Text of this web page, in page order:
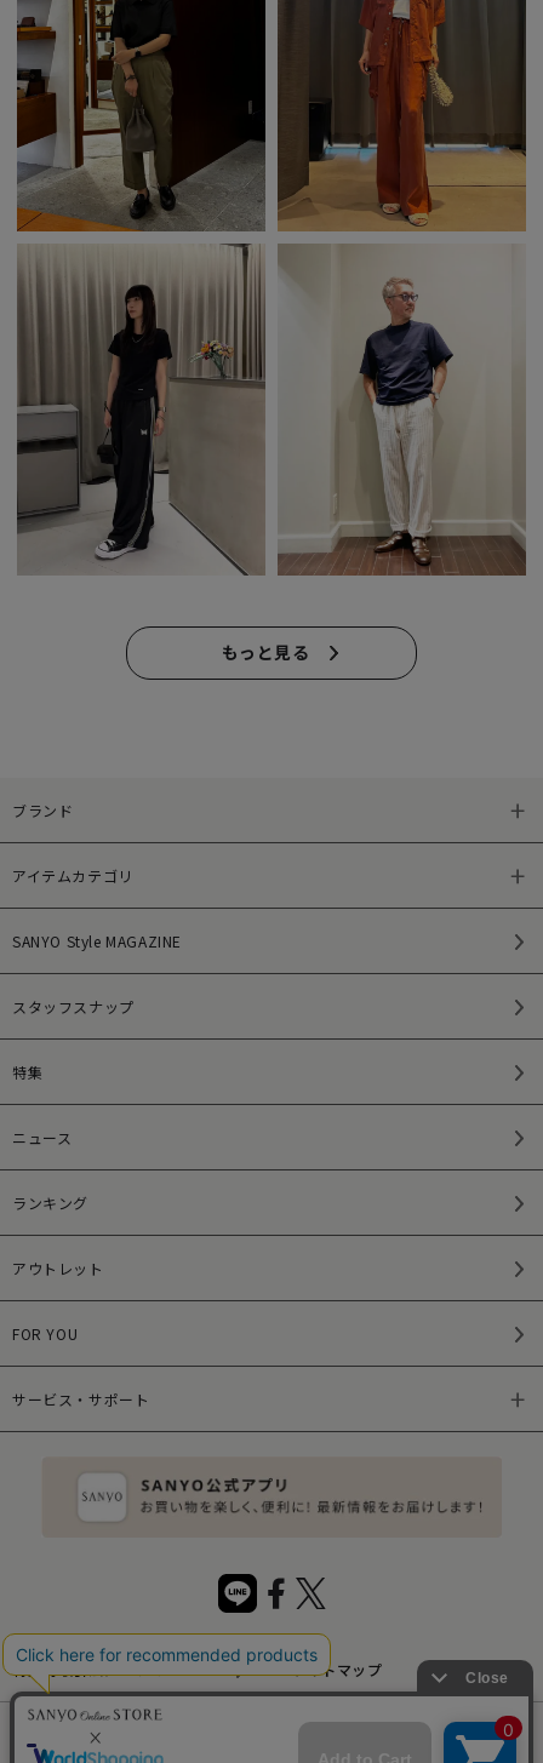
もっと見る
ブランド
アイテムカテゴリ
SANYO Style MAGAZINE
スタッフスナップ
特集
ニュース
ランキング
アウトレット
FOR YOU
サービス・サポート
特定商取引法について サイトマップ
サイトポリシー プライバシーポリシー